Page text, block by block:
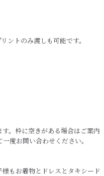
ントのみ渡しも可能です。
。枠に空きがある場合はご案内
度お問い合わせください。
もお着物とドレスとタキシード